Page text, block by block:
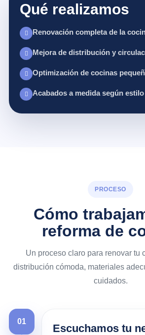
Qué realizamos
Renovación completa de la
Mejora de distribución y
Optimización de cocinas
Acabados a medida según
PROCESO
Cómo
reforma de
Un proceso claro para renovar tu
distribución cómoda, materiales
cuidados.
01
Escuchamos tu